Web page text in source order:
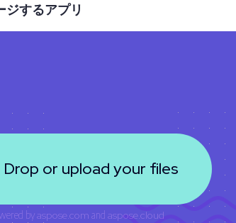
ジするアプリ